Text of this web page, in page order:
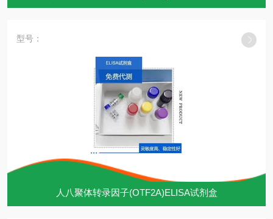
型号：
人八聚体转录因子(OTF2A)ELISA试剂盒